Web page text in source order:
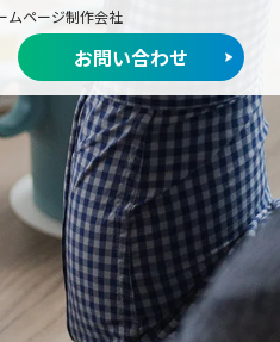
ムページ制作会社
お問い合わせ